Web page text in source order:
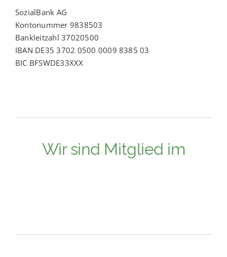
SozialBank AG
Kontonummer 9838503
Bankleitzahl 37020500
IBAN DE35 3702 0500 0009 8385 03
BIC BFSWDE33XXX
Wir sind Mitglied im